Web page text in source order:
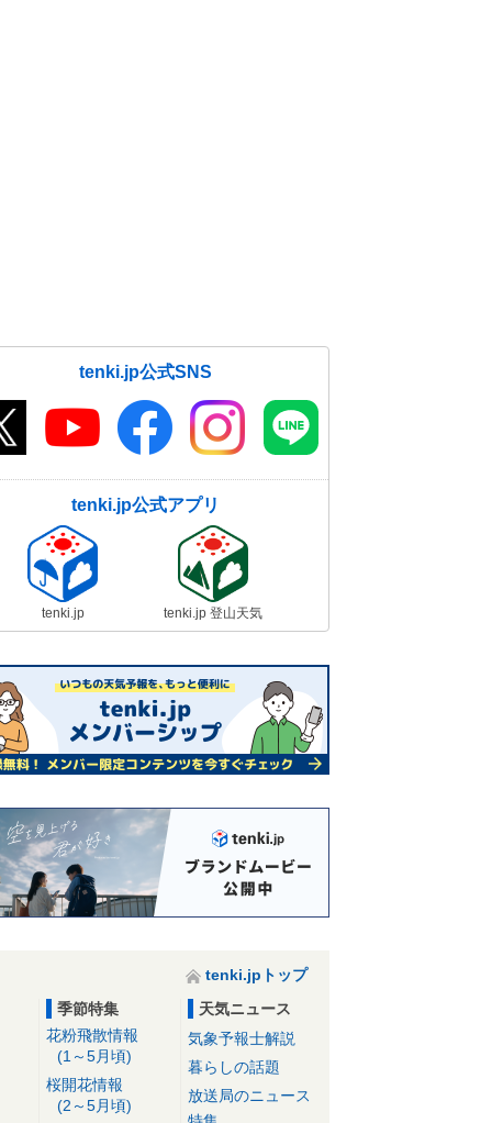
tenki.jp公式SNS
tenki.jp公式アプリ
tenki.jp tenki.jp 登山天気
tenki.jpトップ
季節特集
花粉飛散情報
(1～5月頃)
桜開花情報
(2～5月頃)
天気ニュース
気象予報士解説
暮らしの話題
放送局のニュース